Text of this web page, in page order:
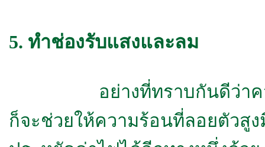
5. ทำช่องรับแสงและลม
อย่างที่ทราบกันดีว่าความ
ก็จะช่วยให้ความร้อนที่ลอยตัวสู